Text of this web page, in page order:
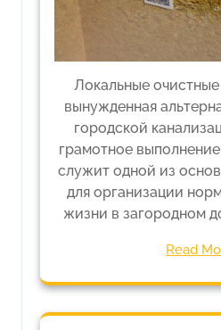
Локальные
вынужденная
городской
грамотное
служит одной из
для организации
жизни в загородном
Read